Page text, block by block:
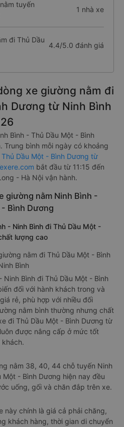
tuyến
1 nhà xe
đi Thủ Dầu
4.4/5.0 đánh giá
xe giường nằm đi
Dương từ Ninh Bình
Bình - Thủ Dầu Một - Bình
Trung bình mỗi ngày có khoảng
Dầu Một - Bình Dương từ
bắt đầu từ 11:15 đến
- Hà Nội vận hành.
giường nằm Ninh Bình -
Bình Dương
- Ninh Bình đi Thủ Dầu Một -
lượng cao
nằm đi Thủ Dầu Một - Bình
Bình
Ninh Bình đi Thủ Dầu Một - Bình
đối với hành khách trong và
rẻ, phù hợp với nhiều đối
nằm bình thường nhưng chất
đi Thủ Dầu Một - Bình Dương từ
được nâng cấp ở mức tốt
khách.
nằm 38, 40, 44 chỗ tuyến Ninh
Một - Bình Dương hiện nay đều
uống, gối và chăn đắp trên xe.
này chính là giá cả phải chăng,
khách hàng, thời gian di chuyển